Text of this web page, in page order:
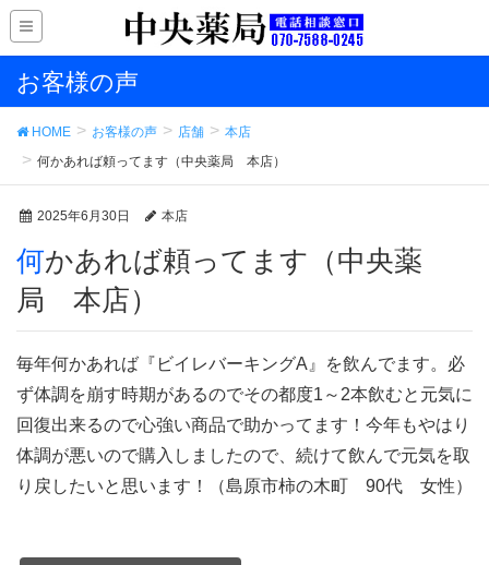
お客様の声
HOME お客様の声 店舗
本店
何かあれば頼ってます（中央薬局 本店）
2025年6月30日 本店
何かあれば頼ってます（中央薬
局 本店）
毎年何かあれば『ビイレバーキングA』を飲んでます。必
ず体調を崩す時期があるのでその都度1～2本飲むと元気に
回復出来るので心強い商品で助かってます！今年もやはり
体調が悪いので購入しましたので、続けて飲んで元気を取
り戻したいと思います！（島原市柿の木町 90代 女性）